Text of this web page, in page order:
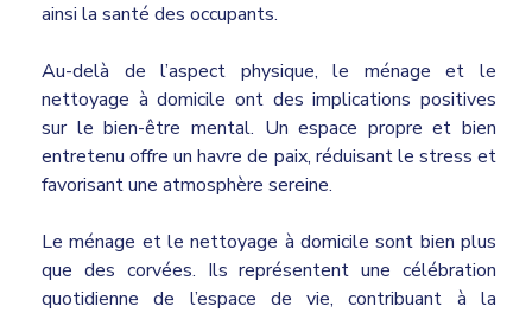
ainsi la santé des occupants.
Au-delà de l’aspect physique, le ménage et le
nettoyage à domicile ont des implications positives
sur le bien-être mental. Un espace propre et bien
entretenu offre un havre de paix, réduisant le stress et
favorisant une atmosphère sereine.
Le ménage et le nettoyage à domicile sont bien plus
que des corvées. Ils représentent une célébration
quotidienne de l’espace de vie, contribuant à la